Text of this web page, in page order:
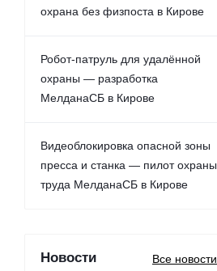
охрана без физпоста в Кирове
Робот-патруль для удалённой
охраны — разработка
МелданаСБ в Кирове
Видеоблокировка опасной зоны
пресса и станка — пилот охраны
труда МелданаСБ в Кирове
Новости Все новости